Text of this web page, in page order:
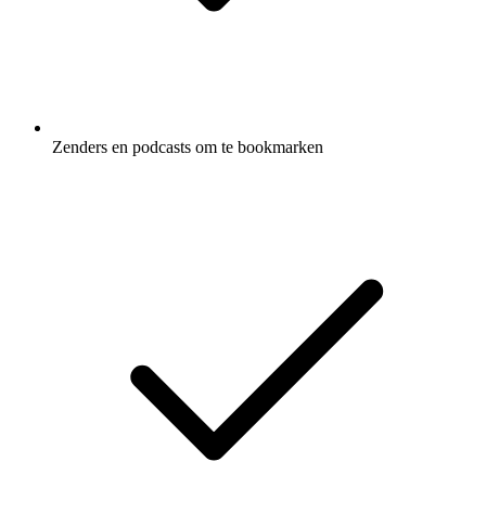
Zenders en podcasts om te bookmarken